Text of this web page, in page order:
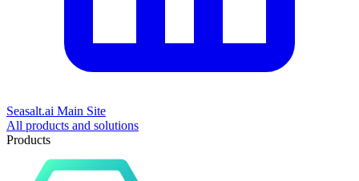
Seasalt.ai Main Site
All products and solutions
Products